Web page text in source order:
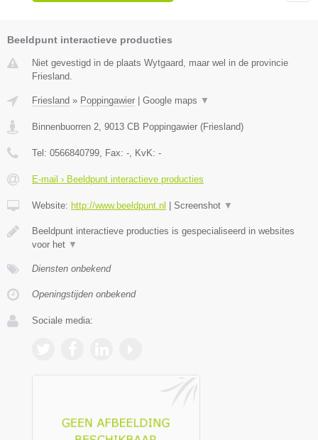
Beeldpunt interactieve producties
Niet gevestigd in de plaats Wytgaard, maar wel in de provincie
Friesland.
Friesland » Poppingawier Google maps ▼
Binnenbuorren 2, 9013 CB Poppingawier (Friesland)
Tel: 0566840799, Fax: -, KvK: -
E-mail › Beeldpunt interactieve producties
Website: http://www.beeldpunt.nl Screenshot ▼
Beeldpunt interactieve producties is gespecialiseerd in websites
voor het ▼
Diensten onbekend
Openingstijden onbekend
Sociale media: